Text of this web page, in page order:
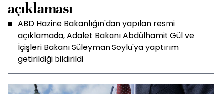
açıklaması
ABD Hazine Bakanlığın'dan yapılan resmi
açıklamada, Adalet Bakanı Abdülhamit Gül ve
İçişleri Bakanı Süleyman Soylu'ya yaptırım
getirildiği bildirildi